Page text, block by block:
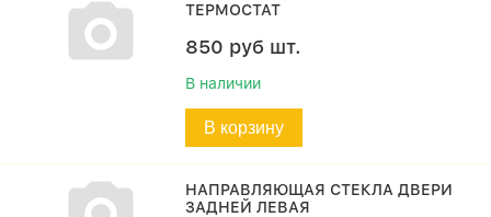
ТЕРМОСТАТ
850 руб шт.
В наличии
В корзину
НАПРАВЛЯЮЩАЯ СТЕКЛА ДВЕРИ
ЗАДНЕЙ ЛЕВАЯ